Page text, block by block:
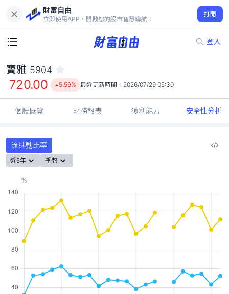
財富自由
立即使用APP，開啟您的股市智慧導航！
打開
登入
720.00
5.59%
寶雅 5904
720.00 5.59% 最近更新時間： 2026/07/29 05:30
個股概覽 財務報表 獲利能力 安全性分析
流速動比率
近5年 季報